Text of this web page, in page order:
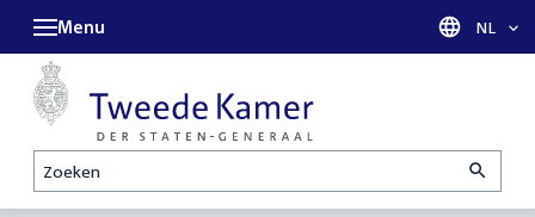
Zoeken
Menu Taal
NL